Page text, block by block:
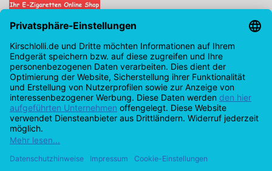
Kirschlolli.de - Ihr E-Zigaretten Online Shop
Kirchplatz 7, 96114 Hirschaid
0171 - 6124207
info@kirschlolli.de
USt-IdNr.: DE321609131
Kundendienst